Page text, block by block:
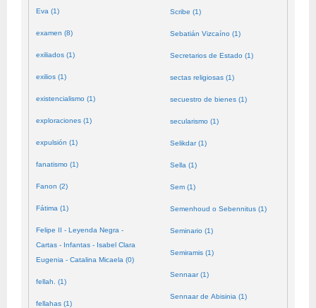
Eva (1)
examen (8)
exiliados (1)
exilios (1)
existencialismo (1)
exploraciones (1)
expulsión (1)
fanatismo (1)
Fanon (2)
Fátima (1)
Felipe II - Leyenda Negra -
Cartas - Infantas - Isabel Clara
Eugenia - Catalina Micaela (0)
fellah. (1)
fellahas (1)
Scribe (1)
Sebatián Vizcaíno (1)
Secretarios de Estado (1)
sectas religiosas (1)
secuestro de bienes (1)
secularismo (1)
Selikdar (1)
Sella (1)
Sem (1)
Semenhoud o Sebennitus (1)
Seminario (1)
Semiramis (1)
Sennaar (1)
Sennaar de Abisinia (1)